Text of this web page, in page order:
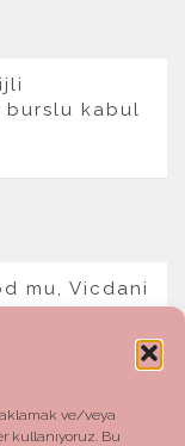
ve/veya
kullanıyoruz. Bu
burslu kabul
mu, Vicdani